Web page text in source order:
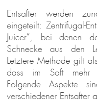
Entsafter werden
eingeteilt: Zentrifugal-
Juicer”, bei denen
Schnecke aus den
Letztere Methode gilt
dass im Saft mehr
Folgende Aspekte
verschiedener Entsafter